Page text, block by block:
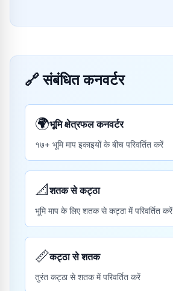
🔗संबंधित कनवर्टर
🌍भूमि क्षेत्रफल कनवर्टर
१७+ भूमि माप इकाइयों के बीच परिवर्तित करें
📐शतक से कट्ठा
भूमि माप के लिए शतक से कट्ठा में परिवर्तित करें
📏कट्ठा से शतक
तुरंत कट्ठा से शतक में परिवर्तित करें